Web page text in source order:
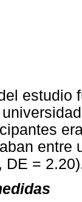
estudio
entre
DE =